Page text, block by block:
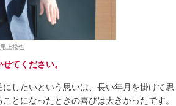
上松也
てください。
したいという思いは、長い年月を掛けて思
とになったときの喜びは大きかったです。